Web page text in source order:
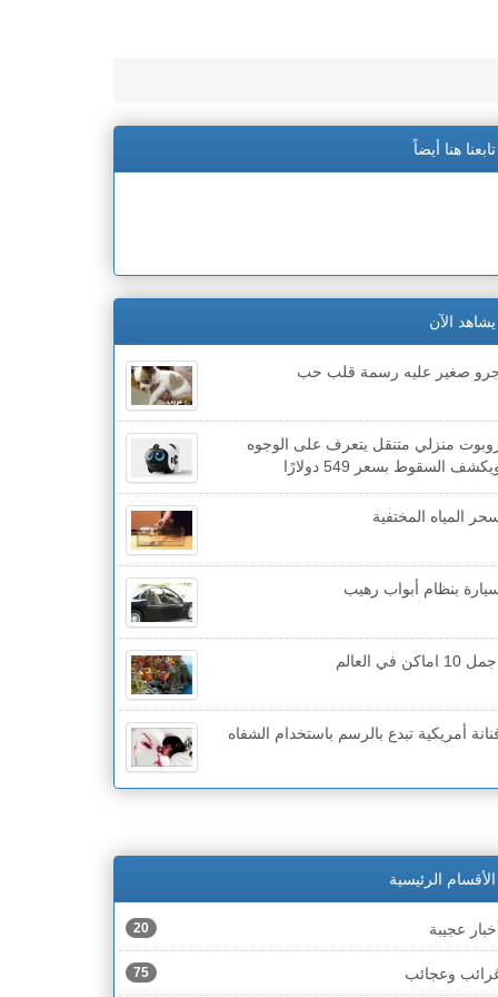
تابعنا هنا أيضاً
يشاهد الآن
صغير عليه رسمة قلب حب
منزلي متنقل يتعرف على الوجوه
السقوط بسعر 549 دولارًا
المياه المختفية
بنظام أبواب رهيب
10 اماكن في العالم
أمريكية تبدع بالرسم باستخدام الشفاه
الأقسام الرئيسية
عجيبة 20
وعجائب 75